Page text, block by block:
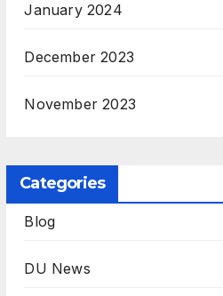
January 2024
December 2023
November 2023
Categories
Blog
DU News